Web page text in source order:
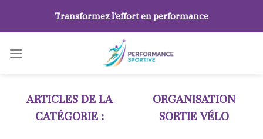
content
Transformez l’effort en performance
ORGANISATION
SORTIE VÉLO